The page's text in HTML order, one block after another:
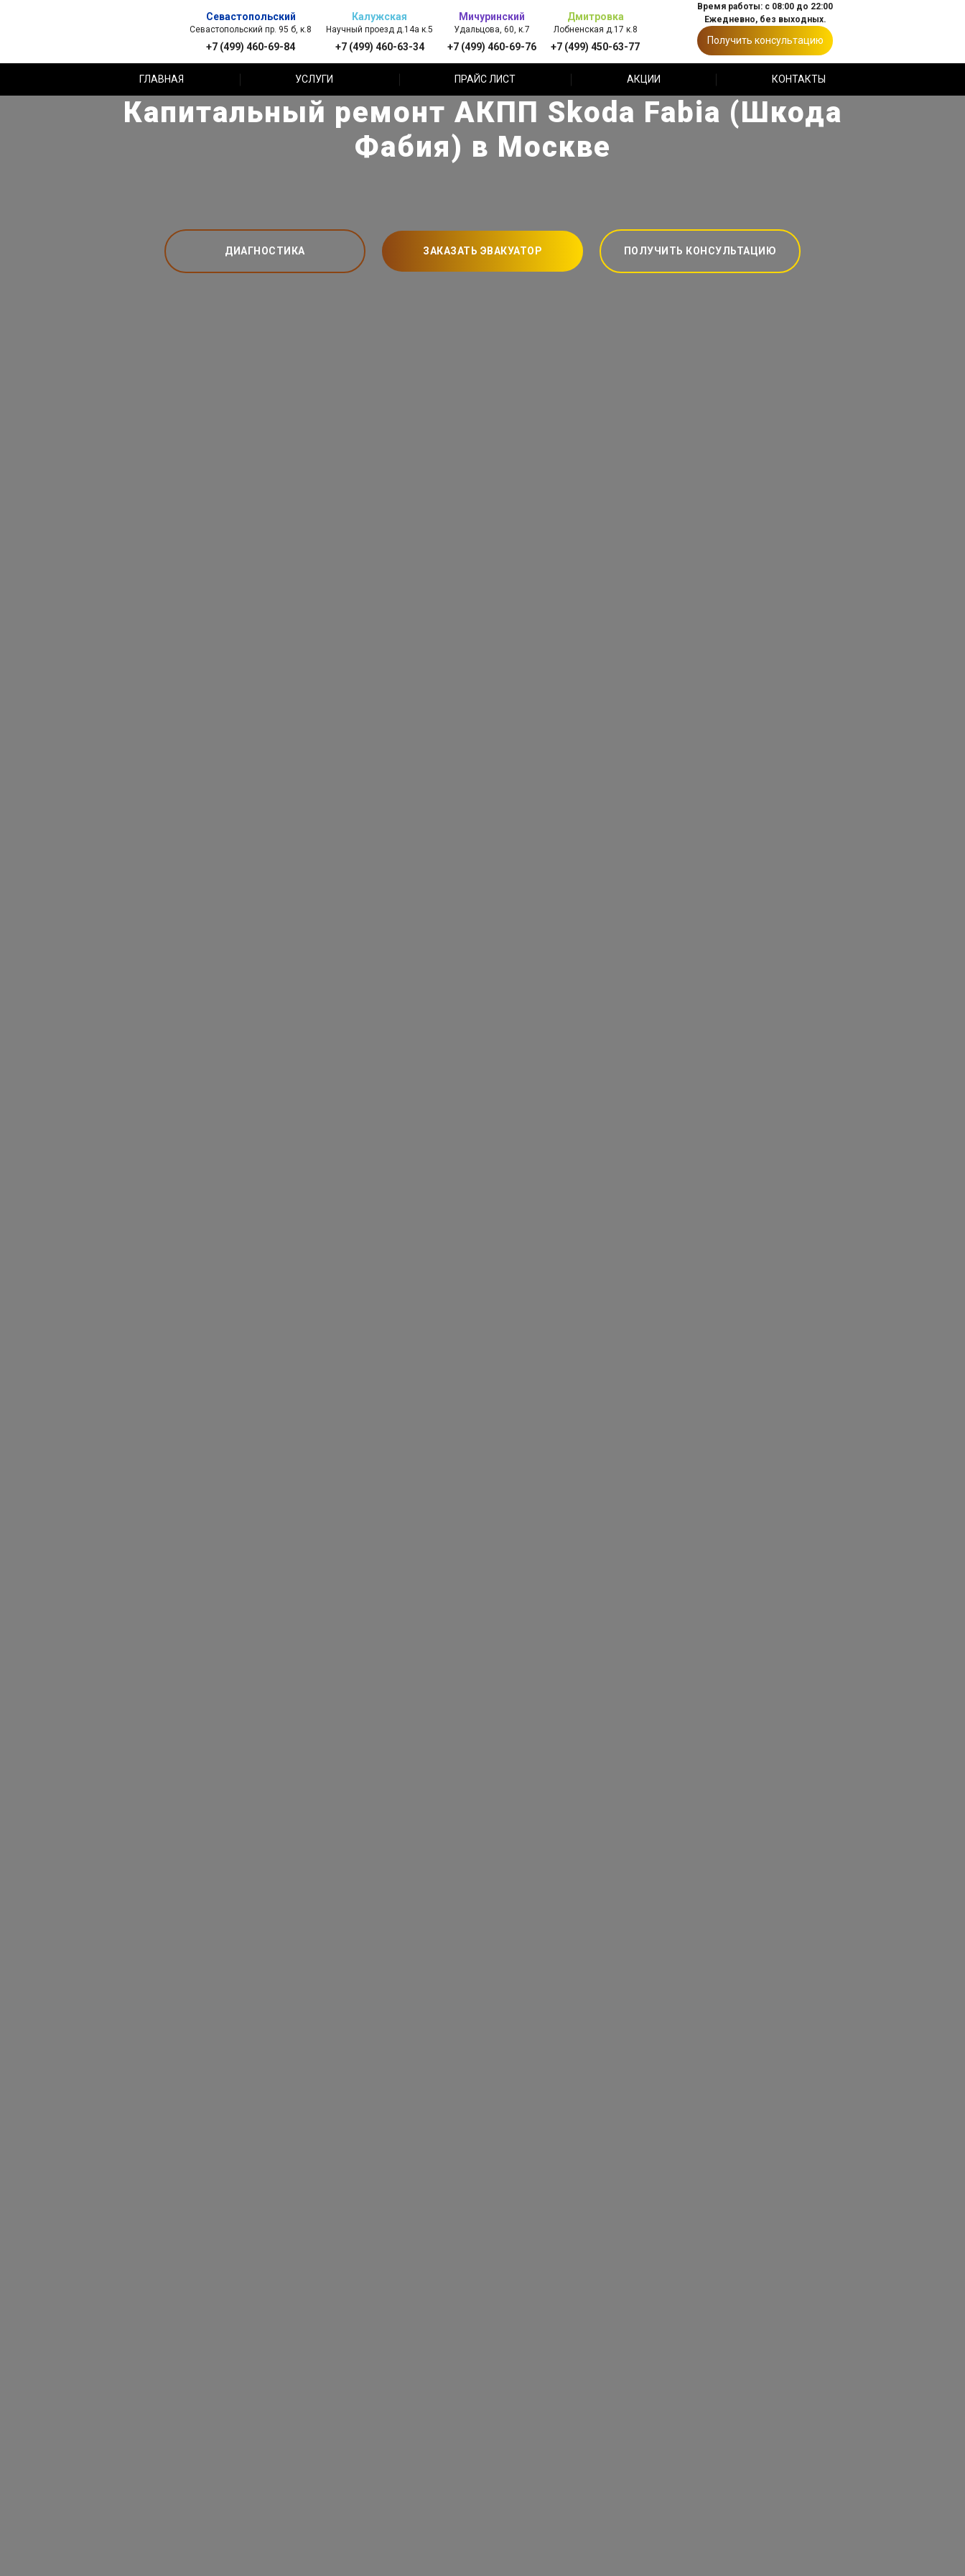
Севастопольский
Севастопольский пр. 95 б, к.8
+7 (499) 460-69-84
Калужская
Научный проезд д.14а к.5
+7 (499) 460-63-34
Мичуринский
Удальцова, 60, к.7
+7 (499) 460-69-76
Дмитровка
Лобненская д.17 к.8
+7 (499) 450-63-77
Время работы: с 08:00 до 22:00
Ежедневно, без выходных.
Получить консультацию
ГЛАВНАЯ УСЛУГИ ПРАЙС ЛИСТ АКЦИИ КОНТАКТЫ
Капитальный ремонт АКПП Skoda Fabia (Шкода
Фабия) в Москве
ДИАГНОСТИКА ЗАКАЗАТЬ ЭВАКУАТОР ПОЛУЧИТЬ КОНСУЛЬТАЦИЮ